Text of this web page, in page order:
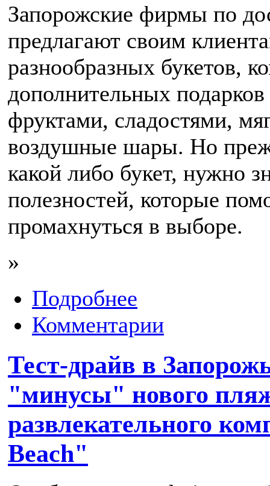
Запорожские фирмы по
предлагают своим
разнообразных букетов,
дополнительных
фруктами, сладостями,
воздушные шары. Но
какой либо букет, нужно
полезностей, которые
промахнуться в выборе.
»
Подробнее
Комментарии
Тест-драйв в
"минусы" нового
развлекательного
Beach"